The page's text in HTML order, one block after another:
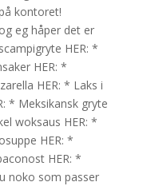
kontoret!
eg håper det er
HER: *
HER: *
HER: * Laks i
* Meksikansk gryte
woksaus HER: *
HER: *
HER: *
noko som passer